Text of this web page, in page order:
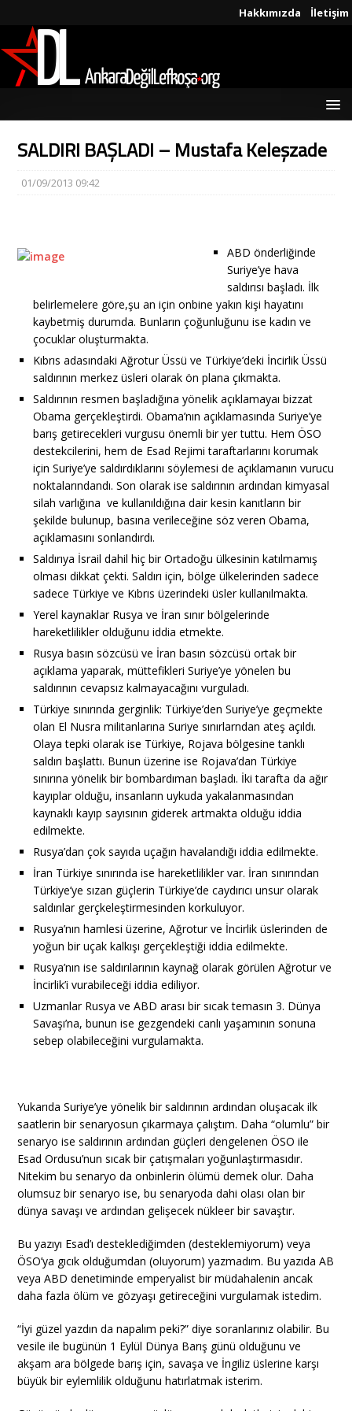
Hakkımızda İletişim
SALDIRI BAŞLADI – Mustafa Keleşzade
01/09/2013 09:42
ABD önderliğinde
Suriye’ye hava
saldırısı başladı. İlk
belirlemelere göre,şu an için onbine yakın kişi hayatını
kaybetmiş durumda. Bunların çoğunluğunu ise kadın ve
çocuklar oluşturmakta.
Kıbrıs adasındaki Ağrotur Üssü ve Türkiye’deki İncirlik Üssü
saldırının merkez üsleri olarak ön plana çıkmakta.
Saldırının resmen başladığına yönelik açıklamayaı bizzat
Obama gerçekleştirdi. Obama’nın açıklamasında Suriye’ye
barış getirecekleri vurgusu önemli bir yer tuttu. Hem ÖSO
destekcilerini, hem de Esad Rejimi taraftarlarını korumak
için Suriye’ye saldırdıklarını söylemesi de açıklamanın vurucu
noktalarındandı. Son olarak ise saldırının ardından kimyasal
silah varlığına ve kullanıldığına dair kesin kanıtların bir
şekilde bulunup, basına verileceğine söz veren Obama,
açıklamasını sonlandırdı.
Saldırıya İsrail dahil hiç bir Ortadoğu ülkesinin katılmamış
olması dikkat çekti. Saldırı için, bölge ülkelerinden sadece
sadece Türkiye ve Kıbrıs üzerindeki üsler kullanılmakta.
Yerel kaynaklar Rusya ve İran sınır bölgelerinde
hareketlilikler olduğunu iddia etmekte.
Rusya basın sözcüsü ve İran basın sözcüsü ortak bir
açıklama yaparak, müttefikleri Suriye’ye yönelen bu
saldırının cevapsız kalmayacağını vurguladı.
Türkiye sınırında gerginlik: Türkiye’den Suriye’ye geçmekte
olan El Nusra militanlarına Suriye sınırlarndan ateş açıldı.
Olaya tepki olarak ise Türkiye, Rojava bölgesine tanklı
saldırı başlattı. Bunun üzerine ise Rojava’dan Türkiye
sınırına yönelik bir bombardıman başladı. İki tarafta da ağır
kayıplar olduğu, insanların uykuda yakalanmasından
kaynaklı kayıp sayısının giderek artmakta olduğu iddia
edilmekte.
Rusya’dan çok sayıda uçağın havalandığı iddia edilmekte.
İran Türkiye sınırında ise hareketlilikler var. İran sınırından
Türkiye’ye sızan güçlerin Türkiye’de caydırıcı unsur olarak
saldırılar gerçkeleştirmesinden korkuluyor.
Rusya’nın hamlesi üzerine, Ağrotur ve İncirlik üslerinden de
yoğun bir uçak kalkışı gerçekleştiği iddia edilmekte.
Rusya’nın ise saldırılarının kaynağ olarak görülen Ağrotur ve
İncirlik’i vurabileceği iddia ediliyor.
Uzmanlar Rusya ve ABD arası bir sıcak temasın 3. Dünya
Savaşı’na, bunun ise gezgendeki canlı yaşamının sonuna
sebep olabileceğini vurgulamakta.
Yukarıda Suriye’ye yönelik bir saldırının ardından oluşacak ilk
saatlerin bir senaryosun çıkarmaya çalıştım. Daha “olumlu” bir
senaryo ise saldırının ardından güçleri dengelenen ÖSO ile
Esad Ordusu’nun sıcak bir çatışmaları yoğunlaştırmasıdır.
Nitekim bu senaryo da onbinlerin ölümü demek olur. Daha
olumsuz bir senaryo ise, bu senaryoda dahi olası olan bir
dünya savaşı ve ardından gelişecek nükleer bir savaştır.
Bu yazıyı Esad’ı desteklediğimden (desteklemiyorum) veya
ÖSO’ya gıcık olduğumdan (oluyorum) yazmadım. Bu yazıda AB
veya ABD denetiminde emperyalist bir müdahalenin ancak
daha fazla ölüm ve gözyaşı getireceğini vurgulamak istedim.
“İyi güzel yazdın da napalım peki?” diye soranlarınız olabilir. Bu
vesile ile bugünün 1 Eylül Dünya Barış günü olduğunu ve
akşam ara bölgede barış için, savaşa ve İngiliz üslerine karşı
büyük bir eylemlilik olduğunu hatırlatmak isterim.